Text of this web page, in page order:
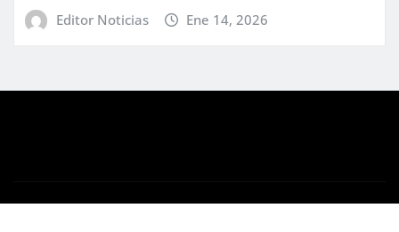
Editor Noticias Ene 14, 2026